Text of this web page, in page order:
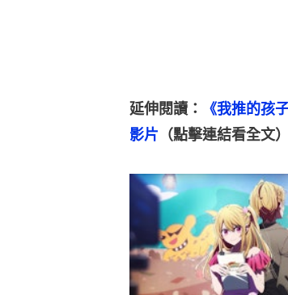
延伸閱讀：
《我推的孩
影片 （點擊連結看全文）